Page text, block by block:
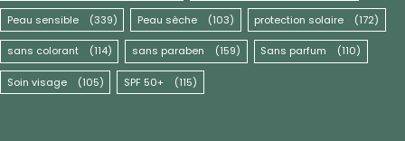
Peau sensible (339) Peau sèche (103) protection solaire (172)
sans colorant (114) sans paraben (159) Sans parfum (110)
Soin visage (105) SPF 50+ (115)